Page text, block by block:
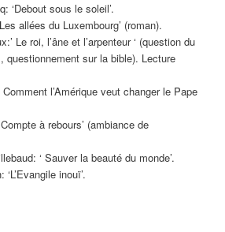
‘Debout sous le soleil’.
allées du Luxembourg’ (roman).
Le roi, l’âne et l’arpenteur ‘ (question du
questionnement sur la bible). Lecture
l’Amérique veut changer le Pape
à rebours’ (ambiance de
‘ Sauver la beauté du monde’.
inouï’.